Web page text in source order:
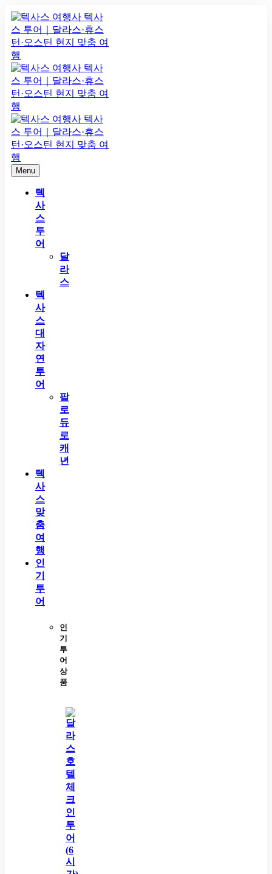
Menu
텍
사
스
투
어
달
라
스
텍
사
스
대
자
연
투
어
팔
로
듀
로
캐
년
텍
사
스
맞
춤
여
행
인
기
투
어
인
기
투
어
상
품